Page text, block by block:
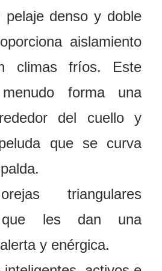
pelaje denso y doble
aislamiento
climas fríos. Este
forma una
del cuello y
que se curva
triangulares
que les dan una
y enérgica.